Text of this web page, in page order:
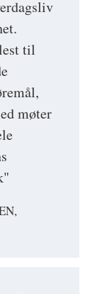
til
møter